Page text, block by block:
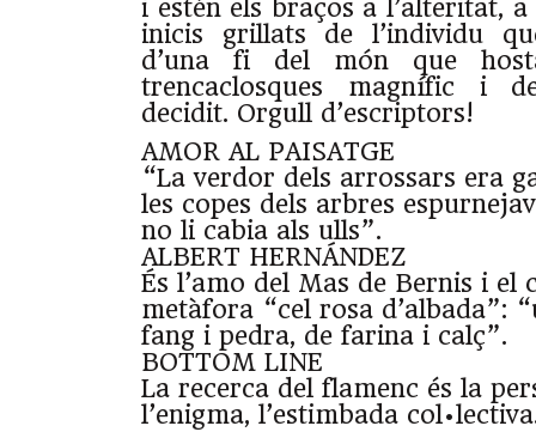
i estén els braços a l’alteritat,
inicis grillats de l’individu
d’una fi del món que
trencaclosques magnífic i
decidit. Orgull d’escriptors!
AMOR AL PAISATGE
“La verdor dels arrossars era
les copes dels arbres
no li cabia als ulls”.
ALBERT HERNÁNDEZ
És l’amo del Mas de Bernis i el
metàfora “cel rosa d’albada”:
fang i pedra, de farina i calç”.
BOTTOM LINE
La recerca del flamenc és la
l’enigma, l’estimbada